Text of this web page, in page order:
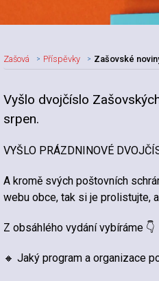
Zašová Příspěvky Zašovské
Nadpis
Vyšlo dvojčíslo
srpen.
VYŠLO PRÁZDNINOVÉ
A kromě svých poštovních
webu obce, tak si je prolistujte,
Z obsáhlého vydání vybíráme 👇
🔸 Jaký program a organizace